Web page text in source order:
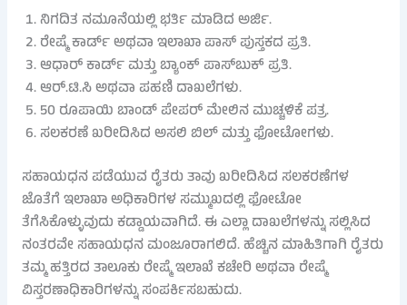
ನಿಗದಿತ ನಮೂನೆಯಲ್ಲಿ ಭರ್ತಿ ಮಾಡಿದ ಅರ್ಜಿ.
ರೇಷ್ಮೆ ಕಾರ್ಡ್ ಅಥವಾ ಇಲಾಖಾ ಪಾಸ್ ಪುಸ್ತಕದ ಪ್ರತಿ.
ಆಧಾರ್ ಕಾರ್ಡ್ ಮತ್ತು ಬ್ಯಾಂಕ್ ಪಾಸ್‌ಬುಕ್ ಪ್ರತಿ.
ಆರ್.ಟಿ.ಸಿ ಅಥವಾ ಪಹಣಿ ದಾಖಲೆಗಳು.
50 ರೂಪಾಯಿ ಬಾಂಡ್ ಪೇಪರ್ ಮೇಲಿನ ಮುಚ್ಚಳಿಕೆ ಪತ್ರ.
ಸಲಕರಣೆ ಖರೀದಿಸಿದ ಅಸಲಿ ಬಿಲ್ ಮತ್ತು ಫೋಟೋಗಳು.
ಸಹಾಯಧನ ಪಡೆಯುವ ರೈತರು ತಾವು ಖರೀದಿಸಿದ ಸಲಕರಣೆಗಳ
ಜೊತೆಗೆ ಇಲಾಖಾ ಅಧಿಕಾರಿಗಳ ಸಮ್ಮುಖದಲ್ಲಿ ಫೋಟೋ
ತೆಗೆಸಿಕೊಳ್ಳುವುದು ಕಡ್ಡಾಯವಾಗಿದೆ. ಈ ಎಲ್ಲಾ ದಾಖಲೆಗಳನ್ನು ಸಲ್ಲಿಸಿದ
ನಂತರವೇ ಸಹಾಯಧನ ಮಂಜೂರಾಗಲಿದೆ. ಹೆಚ್ಚಿನ ಮಾಹಿತಿಗಾಗಿ ರೈತರು
ತಮ್ಮ ಹತ್ತಿರದ ತಾಲೂಕು ರೇಷ್ಮೆ ಇಲಾಖೆ ಕಚೇರಿ ಅಥವಾ ರೇಷ್ಮೆ
ವಿಸ್ತರಣಾಧಿಕಾರಿಗಳನ್ನು ಸಂಪರ್ಕಿಸಬಹುದು.